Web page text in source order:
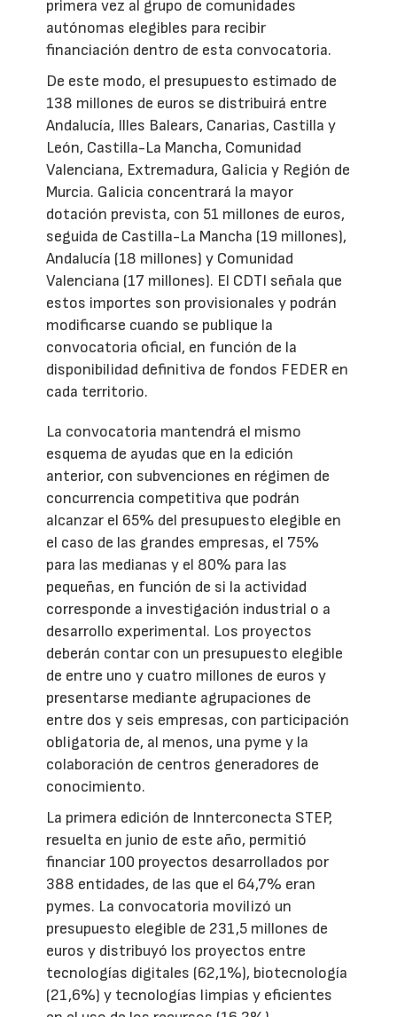
primera vez al grupo de comunidades
autónomas elegibles para recibir
financiación dentro de esta convocatoria.
De este modo, el presupuesto estimado de
138 millones de euros se distribuirá entre
Andalucía, Illes Balears, Canarias, Castilla y
León, Castilla-La Mancha, Comunidad
Valenciana, Extremadura, Galicia y Región de
Murcia. Galicia concentrará la mayor
dotación prevista, con 51 millones de euros,
seguida de Castilla-La Mancha (19 millones),
Andalucía (18 millones) y Comunidad
Valenciana (17 millones). El CDTI señala que
estos importes son provisionales y podrán
modificarse cuando se publique la
convocatoria oficial, en función de la
disponibilidad definitiva de fondos FEDER en
cada territorio.
La convocatoria mantendrá el mismo
esquema de ayudas que en la edición
anterior, con subvenciones en régimen de
concurrencia competitiva que podrán
alcanzar el 65% del presupuesto elegible en
el caso de las grandes empresas, el 75%
para las medianas y el 80% para las
pequeñas, en función de si la actividad
corresponde a investigación industrial o a
desarrollo experimental. Los proyectos
deberán contar con un presupuesto elegible
de entre uno y cuatro millones de euros y
presentarse mediante agrupaciones de
entre dos y seis empresas, con participación
obligatoria de, al menos, una pyme y la
colaboración de centros generadores de
conocimiento.
La primera edición de Innterconecta STEP,
resuelta en junio de este año, permitió
financiar 100 proyectos desarrollados por
388 entidades, de las que el 64,7% eran
pymes. La convocatoria movilizó un
presupuesto elegible de 231,5 millones de
euros y distribuyó los proyectos entre
tecnologías digitales (62,1%), biotecnología
(21,6%) y tecnologías limpias y eficientes